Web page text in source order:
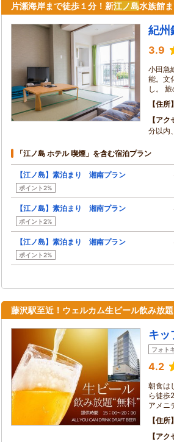
片瀬海岸まで徒歩１分！新江ノ島水族館
紀州
3.9
小田急
能。文
し。
住所
アク
分以内
「江ノ島 ホテル 喫煙」を含む宿泊プラン
【江ノ島】素泊まり 湘南プラン
ポイント2%
【江ノ島】素泊まり 湘南プラン
ポイント2%
【江ノ島】素泊まり 湘南プラン
ポイント2%
藤沢駅至近！ウェルカム生ビール飲み放
キッ
フォト
4.2
朝食は
ら徒歩
アメニ
住所
アク